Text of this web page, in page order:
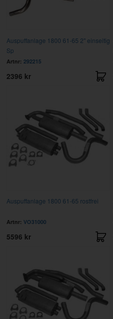
Auspuffanlage 1800 61-65 2" einseitig
Sp
Artnr: 292215
2396 kr
Auspuffanlage 1800 61-65 rostfrei
Artnr: VO31000
5596 kr